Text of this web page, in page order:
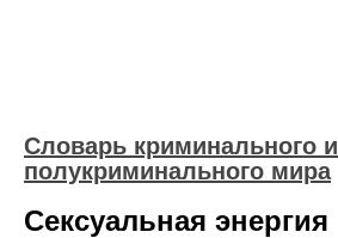
Словарь криминального и
полукриминального мира
Сексуальная энергия